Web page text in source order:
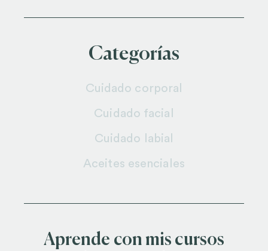
Categorías
Cuidado corporal
Cuidado facial
Cuidado labial
Aceites esenciales
Aprende con mis cursos